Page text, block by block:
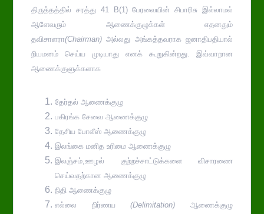
திருத்தத்தில் சரத்து 41 B(1) பேரவையின் சிபாரிசு இல்லாமல்
ஆளேவரும் ஆணைக்குழுக்கள் எதனதும்
தவிசாளரா(Chairman) அல்லது அங்கத்தவராக ஜனாதிபதியால்
நியமனம் செய்ய முடியாது எனக் கூறுகின்றது. இவ்வாறான
ஆணைக்குளுக்களாக
தேர்தல் ஆணைக்குழு
பகிரங்க சேவை ஆணைக்குழு
தேசிய போலீஸ் ஆணைக்குழு
இலங்கை மனித உரிமை ஆணைக்குழு
இலஞ்சம்,ஊழல் குற்றச்சாட்டுக்களை விசாரணை
செய்வதற்கான ஆணைக்குழு
நிதி ஆணைக்குழு
எல்லை நிர்ணய(Delimitation) ஆணைக்குழு